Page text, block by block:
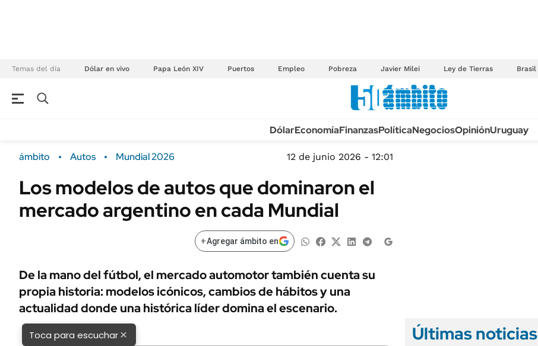
Temas del día Dólar en vivo Papa León XIV Puertos Empleo Pobreza Javier Milei Ley de Tierras Brasil
Campo
FINANZAS
ÁMBITO DEBATE
MEDIAKIT AMBITO DEBATE
Sustentabilidad
Seguros
POLÍTICA
URUGUAY
TECNOLOGÍA
MÉXICO
MUNDO
INFORMACIÓN GENERAL
LIFESTYLE
AUTOS
DólarEconomíaFinanzasPolíticaNegociosOpiniónUruguay
ámbito Autos Mundial 2026 12 de junio 2026 - 12:01
Los modelos de autos que dominaron el
mercado argentino en cada Mundial
+Agregar ámbito en
De la mano del fútbol, el mercado automotor también cuenta su
propia historia: modelos icónicos, cambios de hábitos y una
actualidad donde una histórica líder domina el escenario.
Toca para escuchar× Últimas noticias